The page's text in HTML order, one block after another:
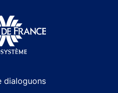
dialoguons